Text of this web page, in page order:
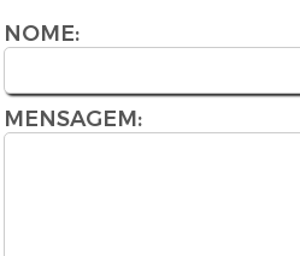
NOME:
MENSAGEM: